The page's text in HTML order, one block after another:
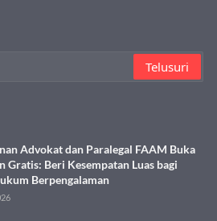
Advokat dan Paralegal FAAM Buka
Gratis: Beri Kesempatan Luas bagi
Berpengalaman